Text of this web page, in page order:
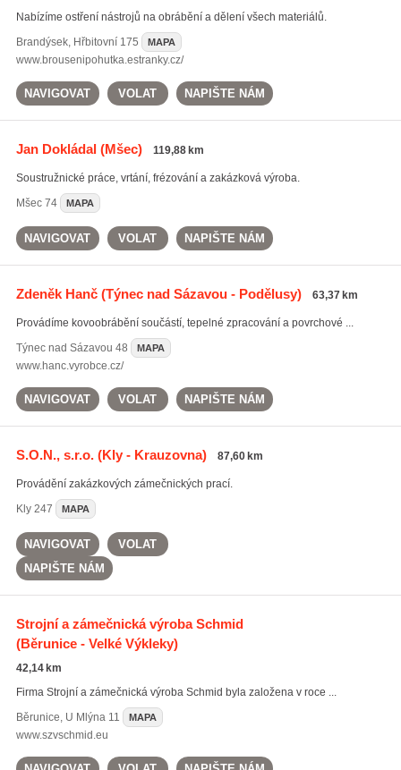
Nabízíme ostření nástrojů na obrábění a dělení všech materiálů.
Brandýsek, Hřbitovní 175 MAPA
www.brousenipohutka.estranky.cz/
NAVIGOVAT VOLAT NAPIŠTE NÁM
Jan Dokládal(Mšec) 119,88 km
Soustružnické práce, vrtání, frézování a zakázková výroba.
Mšec74 MAPA
NAVIGOVAT VOLAT NAPIŠTE NÁM
Zdeněk Hanč(Týnec nad Sázavou - Podělusy) 63,37 km
Provádíme kovoobrábění součástí, tepelné zpracování a povrchové ...
Týnec nad Sázavou 48 MAPA
www.hanc.vyrobce.cz/
NAVIGOVAT VOLAT NAPIŠTE NÁM
S.O.N., s.r.o.(Kly - Krauzovna) 87,60 km
Provádění zakázkových zámečnických prací.
Kly247 MAPA
NAVIGOVAT
VOLAT
NAPIŠTE NÁM
Strojní a zámečnická výroba Schmid
(Běrunice - Velké Výkleky)
42,14 km
Firma Strojní a zámečnická výroba Schmid byla založena v roce ...
Běrunice, U Mlýna 11 MAPA
www.szvschmid.eu